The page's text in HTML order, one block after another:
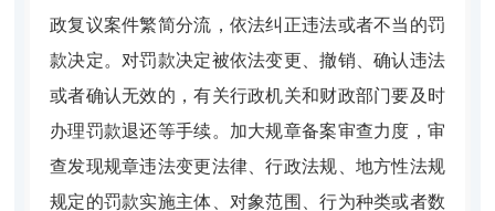
政复议案件繁简分流，依法纠正违法或者不当的罚
款决定。对罚款决定被依法变更、撤销、确认违法
或者确认无效的，有关行政机关和财政部门要及时
办理罚款退还等手续。加大规章备案审查力度，审
查发现规章违法变更法律、行政法规、地方性法规
规定的罚款实施主体、对象范围、行为种类或者数